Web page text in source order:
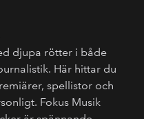
djupa rötter i både
Här hittar du
spellistor och
Fokus Musik